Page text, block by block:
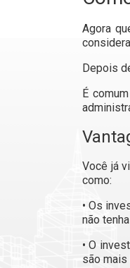
Agora
Depois
É
Você já
como:
• Os
não
• O
são mais